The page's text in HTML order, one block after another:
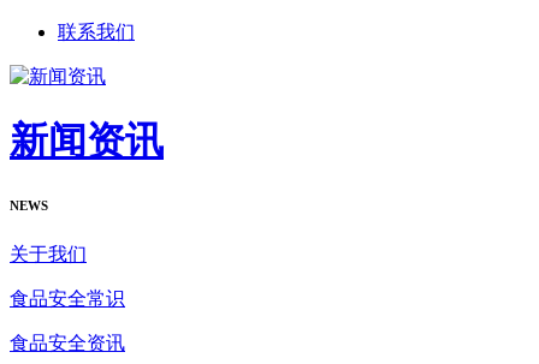
联系我们
新闻资讯
NEWS
关于我们
食品安全常识
食品安全资讯